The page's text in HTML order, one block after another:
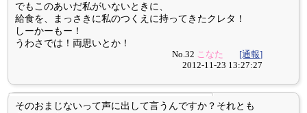
でもこのあいだ私がいないときに、
給食を、まっさきに私のつくえに持ってきたクレタ！
しーかーもー！
うわさでは！両思いとか！
No.32 こなた
[通報]
2012-11-23 13:27:27
そのおまじないって声に出して言うんですか？それとも